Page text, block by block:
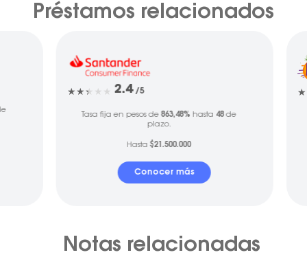
Préstamos relacionados
2.4 /5
Tasa fija en pesos de 863,48% hasta 48de
plazo.
Hasta$21.500.000
Conocer más
Notas relacionadas